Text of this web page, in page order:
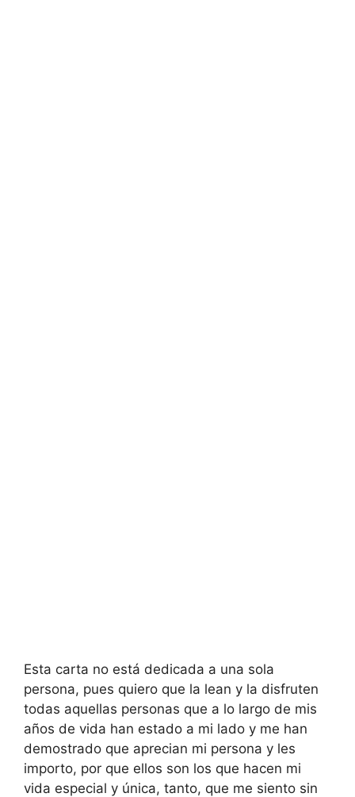
Esta carta no está dedicada a una sola
persona, pues quiero que la lean y la disfruten
todas aquellas personas que a lo largo de mis
años de vida han estado a mi lado y me han
demostrado que aprecian mi persona y les
importo, por que ellos son los que hacen mi
vida especial y única, tanto, que me siento sin